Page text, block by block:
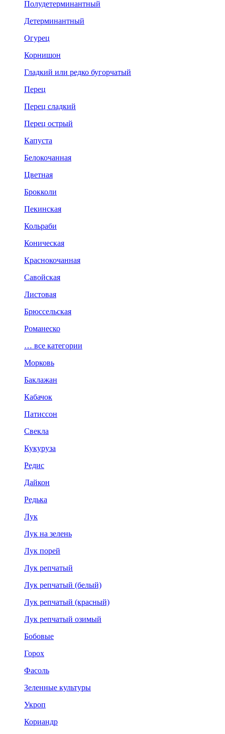
Полудетерминантный
Детерминантный
Огурец
Корнишон
Гладкий или редко бугорчатый
Перец
Перец сладкий
Перец острый
Капуста
Белокочанная
Цветная
Брокколи
Пекинская
Кольраби
Коническая
Краснокочанная
Савойская
Листовая
Брюссельская
Романеско
… все категории
Морковь
Баклажан
Кабачок
Патиссон
Свекла
Кукуруза
Редис
Дайкон
Редька
Лук
Лук на зелень
Лук порей
Лук репчатый
Лук репчатый (белый)
Лук репчатый (красный)
Лук репчатый озимый
Бобовые
Горох
Фасоль
Зеленные культуры
Укроп
Кориандр